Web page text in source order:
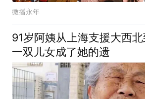
微播永年
91岁阿姨从上海支援大西北到
一双儿女成了她的遗